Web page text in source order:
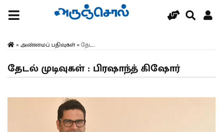
» அண்மைப் பதிவுகள்» தேட...
தேடல் முடிவுகள் : பிரஷாந்த் கிஷோர்